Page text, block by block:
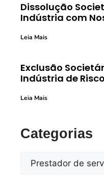
Dissolução
Indústria com
Leia Mais
Exclusão
Indústria de
Leia Mais
Categorias